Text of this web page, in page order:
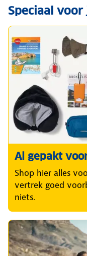
Speciaal
Al gepakt
Shop hier alles
vertrek goed
niets.